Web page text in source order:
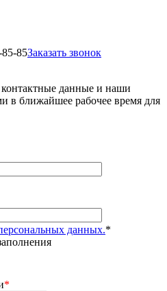
85Заказать звонок
данные и наши
в ближайшее рабочее время для
данных.*
*